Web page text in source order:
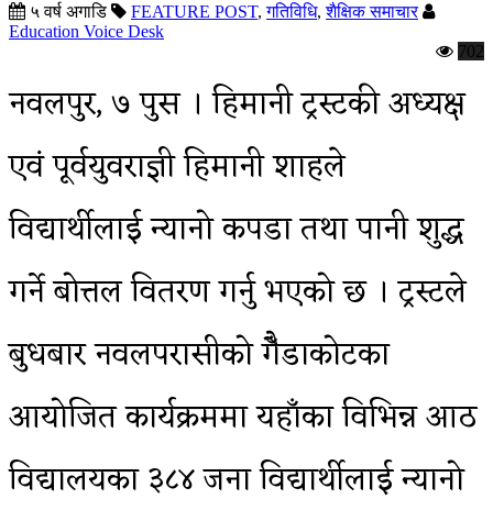
५ वर्ष अगाडि FEATURE POST,गतिविधि,शैक्षिक समाचार
Education Voice Desk
702
नवलपुर, ७ पुस । हिमानी ट्रस्टकी अध्यक्ष
एवं पूर्वयुवराज्ञी हिमानी शाहले
विद्यार्थीलाई न्यानो कपडा तथा पानी शुद्ध
गर्ने बोत्तल वितरण गर्नु भएको छ । ट्रस्टले
बुधबार नवलपरासीको गैँडाकोटका
आयोजित कार्यक्रममा यहाँका विभिन्न आठ
विद्यालयका ३८४ जना विद्यार्थीलाई न्यानो